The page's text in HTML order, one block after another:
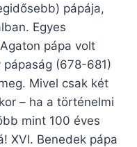
pápája,
Egyes
pápa volt
(678-681)
Mivel csak két
– ha a történelmi
mint 100 éves
XVI. Benedek pápa